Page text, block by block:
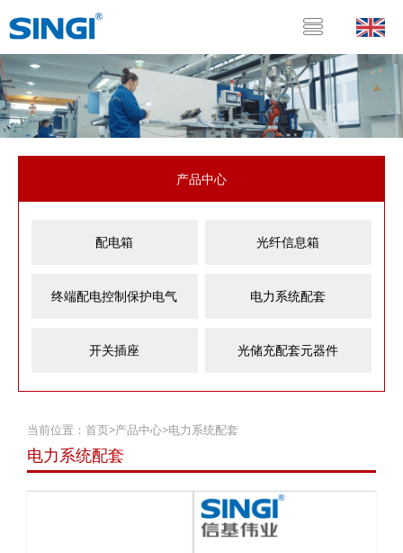
产品中心
配电箱 光纤信息箱
终端配电控制保护电气 电力系统配套
开关插座 光储充配套元器件
当前位置： 首页>产品中心>电力系统配套
电力系统配套